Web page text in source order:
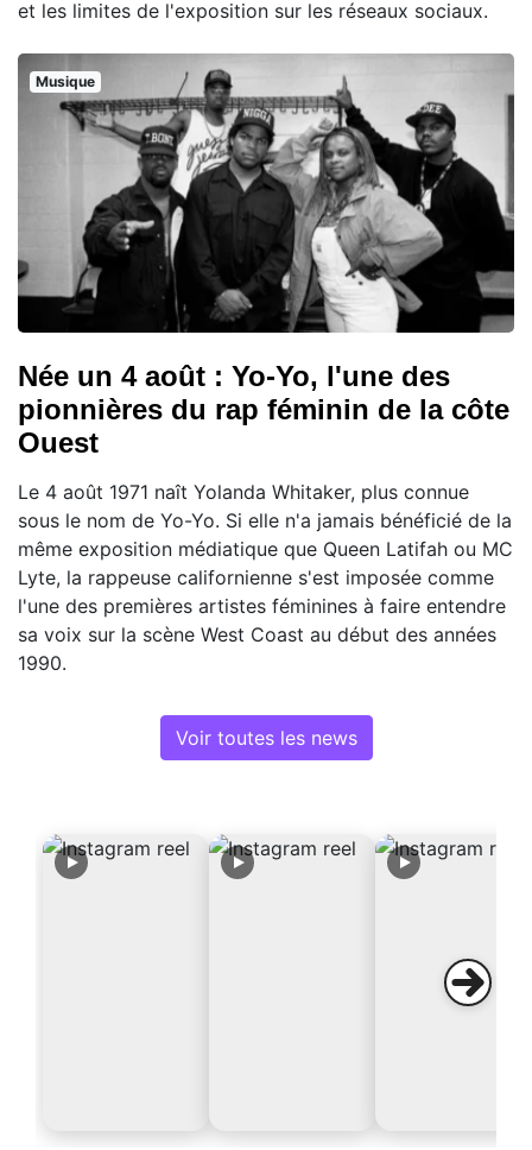
et les limites de l'exposition sur les réseaux sociaux.
Musique
Née un 4 août : Yo-Yo, l'une des
pionnières du rap féminin de la côte
Ouest
Le 4 août 1971 naît Yolanda Whitaker, plus connue
sous le nom de Yo-Yo. Si elle n'a jamais bénéficié de la
même exposition médiatique que Queen Latifah ou MC
Lyte, la rappeuse californienne s'est imposée comme
l'une des premières artistes féminines à faire entendre
sa voix sur la scène West Coast au début des années
1990.
Voir toutes les news